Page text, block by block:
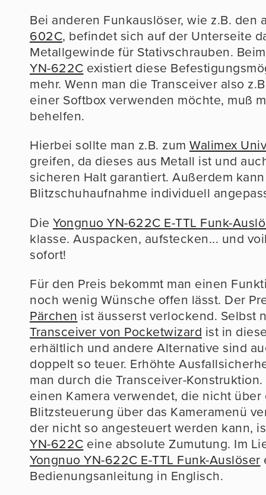
Bei anderen Funkauslöser, wie z.B. den
602C, befindet sich auf der Unterseite
Metallgewinde für Stativschrauben.
YN-622C existiert diese
mehr. Wenn man die Transceiver also
einer Softbox verwenden möchte, muß
behelfen.
Hierbei sollte man z.B. zum Walimex
greifen, da dieses aus Metall ist und
sicheren Halt garantiert. Außerdem
Blitzschuhaufnahme individuell
Die Yongnuo YN-622C E-TTL Funk-
klasse. Auspacken, aufstecken... und
sofort!
Für den Preis bekommt man einen
noch wenig Wünsche offen lässt. Der
Pärchen ist äusserst verlockend. Selbst
Transceiver von Pocketwizard ist in
erhältlich und andere Alternative sind
doppelt so teuer. Erhöhte
man durch die Transceiver-
einen Kamera verwendet, die nicht
Blitzsteuerung über das Kameramenü
der nicht so angesteuert werden kann,
YN-622C eine absolute Zumutung. Im
Yongnuo YN-622C E-TTL Funk-Auslöser
Bedienungsanleitung in Englisch.